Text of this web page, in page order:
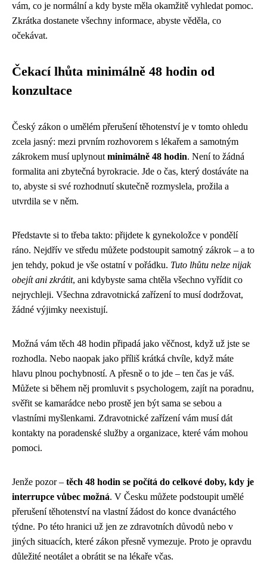
vám, co je normální a kdy byste měla okamžitě vyhledat pomoc.
Zkrátka dostanete všechny informace, abyste věděla, co
očekávat.
Čekací lhůta minimálně 48 hodin od
konzultace
Český zákon o umělém přerušení těhotenství je v tomto ohledu
zcela jasný: mezi prvním rozhovorem s lékařem a samotným
zákrokem musí uplynout minimálně 48 hodin. Není to žádná
formalita ani zbytečná byrokracie. Jde o čas, který dostáváte na
to, abyste si své rozhodnutí skutečně rozmyslela, prožila a
utvrdila se v něm.
Představte si to třeba takto: přijdete k gynekoložce v pondělí
ráno. Nejdřív ve středu můžete podstoupit samotný zákrok – a to
jen tehdy, pokud je vše ostatní v pořádku. Tuto lhůtu nelze nijak
obejít ani zkrátit, ani kdybyste sama chtěla všechno vyřídit co
nejrychleji. Všechna zdravotnická zařízení to musí dodržovat,
žádné výjimky neexistují.
Možná vám těch 48 hodin připadá jako věčnost, když už jste se
rozhodla. Nebo naopak jako příliš krátká chvíle, když máte
hlavu plnou pochybností. A přesně o to jde – ten čas je váš.
Můžete si během něj promluvit s psychologem, zajít na poradnu,
svěřit se kamarádce nebo prostě jen být sama se sebou a
vlastními myšlenkami. Zdravotnické zařízení vám musí dát
kontakty na poradenské služby a organizace, které vám mohou
pomoci.
Jenže pozor – těch 48 hodin se počítá do celkové doby, kdy je
interrupce vůbec možná. V Česku můžete podstoupit umělé
přerušení těhotenství na vlastní žádost do konce dvanáctého
týdne. Po této hranici už jen ze zdravotních důvodů nebo v
jiných situacích, které zákon přesně vymezuje. Proto je opravdu
důležité neotálet a obrátit se na lékaře včas.